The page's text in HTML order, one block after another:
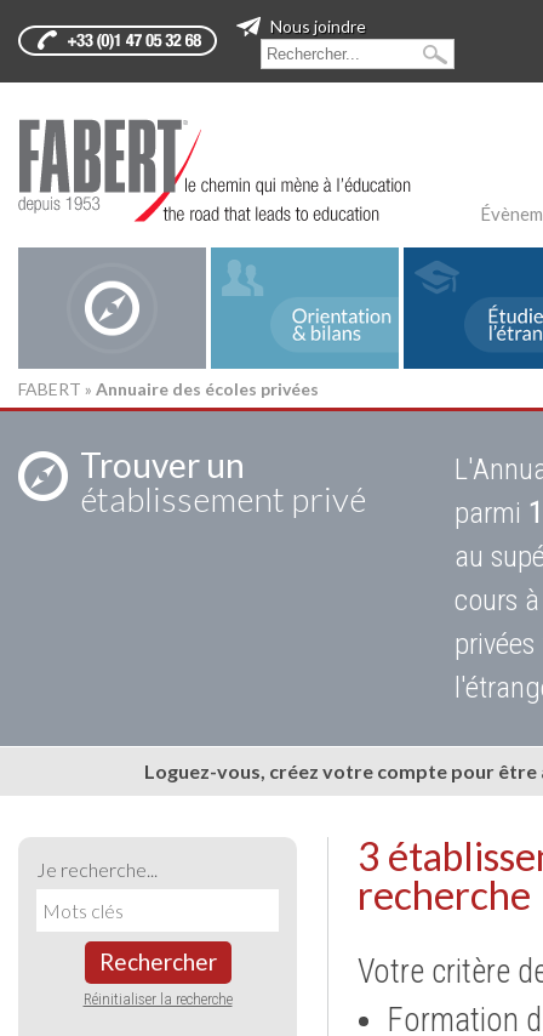
Nous joindre
FABERT » Annuaire des écoles privées
Trouver un
établissement privé
parmi
au
cours
Loguez-vous, créez votre compte pour
Je recherche...
Rechercher
Réinitialiser la recherche
3
recherche
Votre critère
Formation